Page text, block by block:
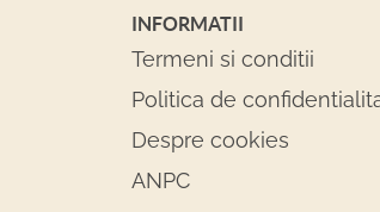
INFORMATII
Termeni si conditii
Politica de
Despre cookies
ANPC